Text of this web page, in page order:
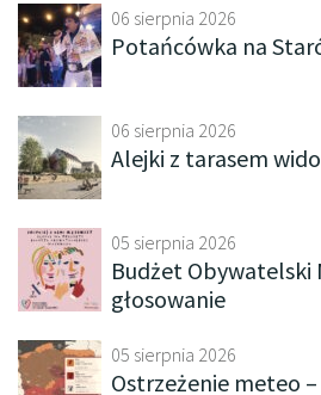
06 sierpnia 2026
Potańcówka na
06 sierpnia 2026
Alejki z tarasem
05 sierpnia 2026
Budżet Obywatelski
głosowanie
05 sierpnia 2026
Ostrzeżenie meteo